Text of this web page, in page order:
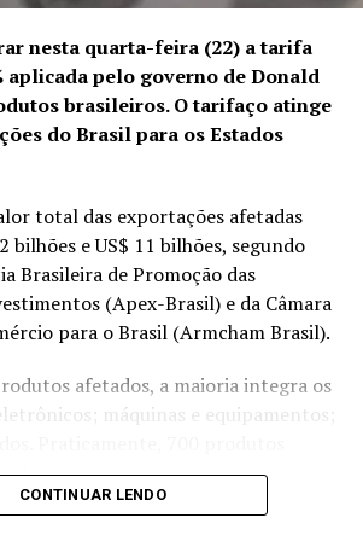
jornada reduzida ou com contrato
atrelado ao seguro-desemprego a
teria direito caso tivesse sido
da redução de jornada, o benefício
da redução de salário. Se o
salário reduzido em 70%, receberá
de contrato de trabalho, o BEM
do seguro-desemprego, para
e pequenas empresas, e de 70%
de médias e grandes
AgenciaBrasil Edição: Fernando Fraga
em taxas de
baixas.”
que o sistema de pagamentos
a transformação digital do
ANÚNCIO
o Fundo alerta para o aumento dos
nesta quarta-feira (22) a tarifa
aplicada pelo governo de Donald
brasileiros. O tarifaço atinge
do Brasil para os Estados
total das exportações afetadas
bilhões e US$ 11 bilhões, segundo
Brasileira de Promoção das
(Apex-Brasil) e da Câmara
para o Brasil (Armcham Brasil).
afetados, a maioria integra os
máquinas e equipamentos;
número superior aos 615
negociações.
CONTINUAR LENDO